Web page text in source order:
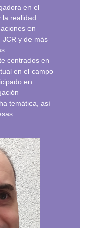
en el
la realidad
en
JCR y de más
centrados en
en el campo
en
temática, así